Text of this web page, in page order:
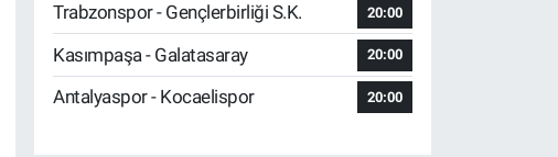
Trabzonspor - Gençlerbirliği S.K. 20:00
Kasımpaşa - Galatasaray 20:00
Antalyaspor - Kocaelispor 20:00